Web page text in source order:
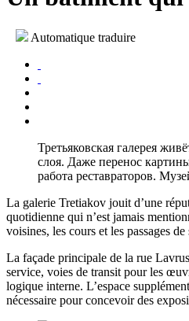
Automatique traduire
Третьяковская галерея
слоя. Даже перенос
работа реставраторов.
La galerie Tretiakov jouit d’une
quotidienne qui n’est jamais
voisines, les cours et les passages
La façade principale de la rue
service, voies de transit pour les
logique interne. L’espace
nécessaire pour concevoir des